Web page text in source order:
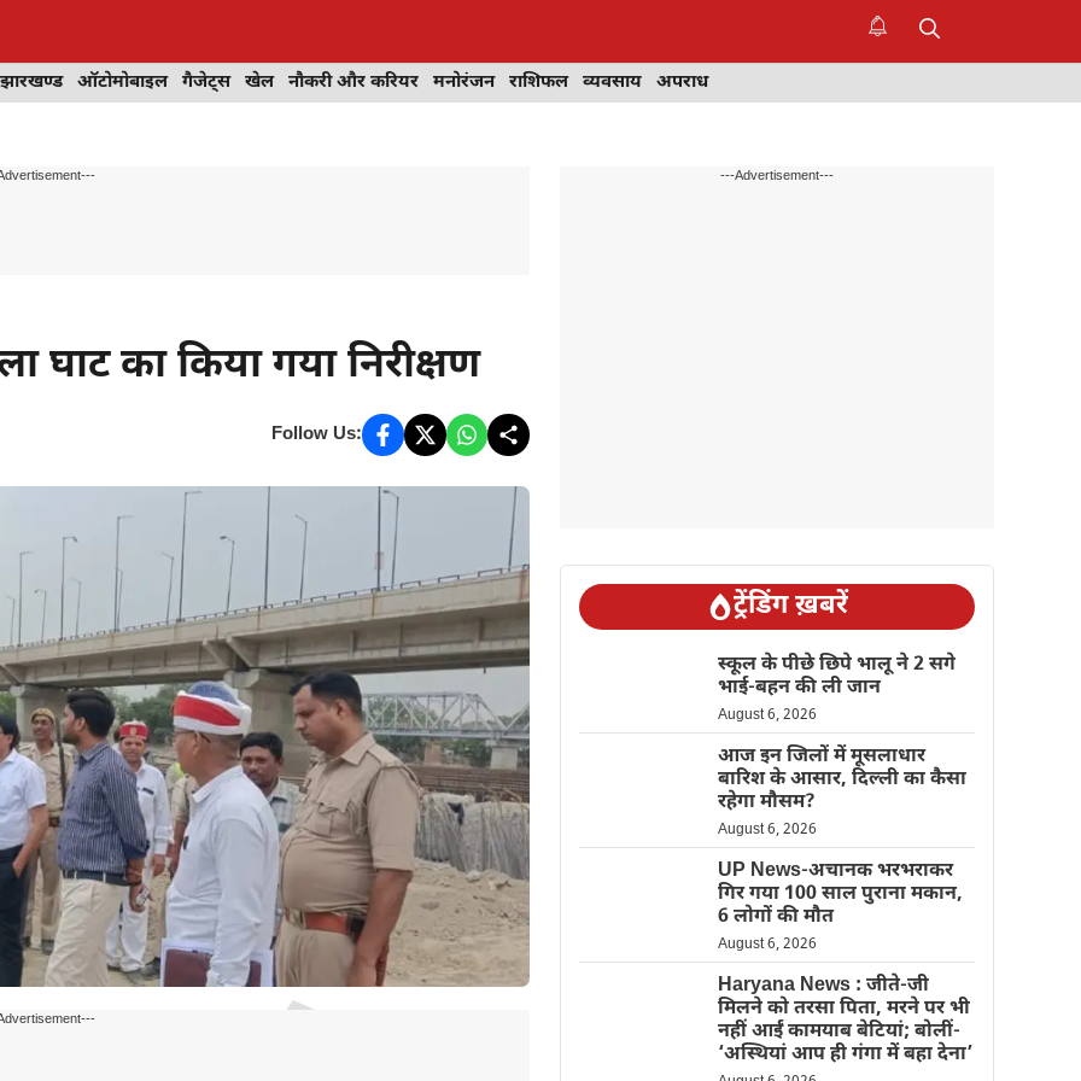
झारखण्ड ऑटोमोबाइल गैजेट्स खेल नौकरी और करियर मनोरंजन राशिफल व्यवसाय अपराध
घाट का किया गया निरीक्षण
Follow Us:
---Advertisement---
ट्रेंडिंग ख़बरें
स्कूल के पीछे छिपे भालू ने 2 सगे
भाई-बहन की ली जान
August 6, 2026
आज इन जिलों में मूसलाधार
बारिश के आसार, दिल्ली का कैसा
रहेगा मौसम?
August 6, 2026
UP News-अचानक भरभराकर
गिर गया 100 साल पुराना मकान,
6 लोगों की मौत
August 6, 2026
Haryana News : जीते-जी
मिलने को तरसा पिता, मरने पर भी
नहीं आईं कामयाब बेटियां; बोलीं-
‘अस्थियां आप ही गंगा में बहा देना’